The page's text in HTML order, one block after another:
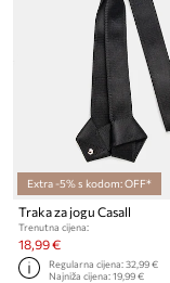
Extra -5% s kodom: OFF*
Traka za jogu Casall
Trenutna cijena:
18,99 €
Regularna cijena:32,99 €
Najniža cijena:19,99 €